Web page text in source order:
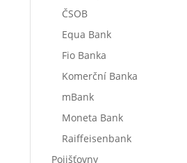
ČSOB
Equa Bank
Fio Banka
Komerční Banka
mBank
Moneta Bank
Raiffeisenbank
Pojišťovny